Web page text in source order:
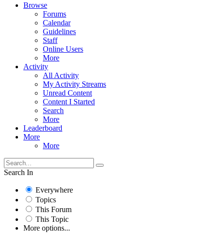
Browse
Forums
Calendar
Guidelines
Staff
Online Users
More
Activity
All Activity
My Activity Streams
Unread Content
Content I Started
Search
More
Leaderboard
More
More
Search In
Everywhere
Topics
This Forum
This Topic
More options...